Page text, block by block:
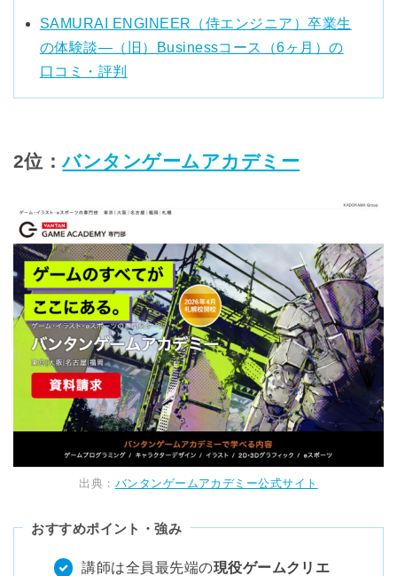
SAMURAI ENGINEER（侍エンジニア）卒業生
の体験談―（旧）Businessコース（6ヶ月）の
口コミ・評判
2位：バンタンゲームアカデミー
出典： バンタンゲームアカデミー公式サイト
おすすめポイント・強み
講師は全員最先端の現役ゲームクリエ